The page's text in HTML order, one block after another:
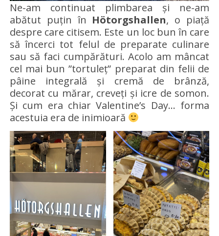
Ne-am continuat plimbarea și ne-am
abătut puțin în Hötorgshallen, o piață
despre care citisem. Este un loc bun în care
să încerci tot felul de preparate culinare
sau să faci cumpărături. Acolo am mâncat
cel mai bun ”tortuleț” preparat din felii de
pâine integrală și cremă de brânză,
decorat cu mărar, creveți și icre de somon.
Și cum era chiar Valentine’s Day… forma
acestuia era de inimioară